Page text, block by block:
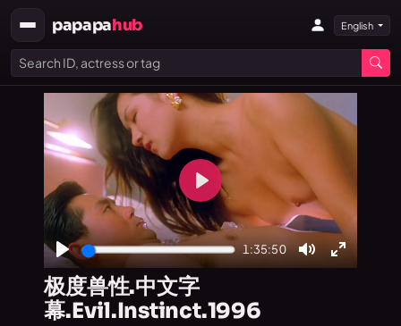
papapahub English
Play
1:35:50
MuteEnter
Play
极度兽性.中文字
幕.Evil.Instinct.1996